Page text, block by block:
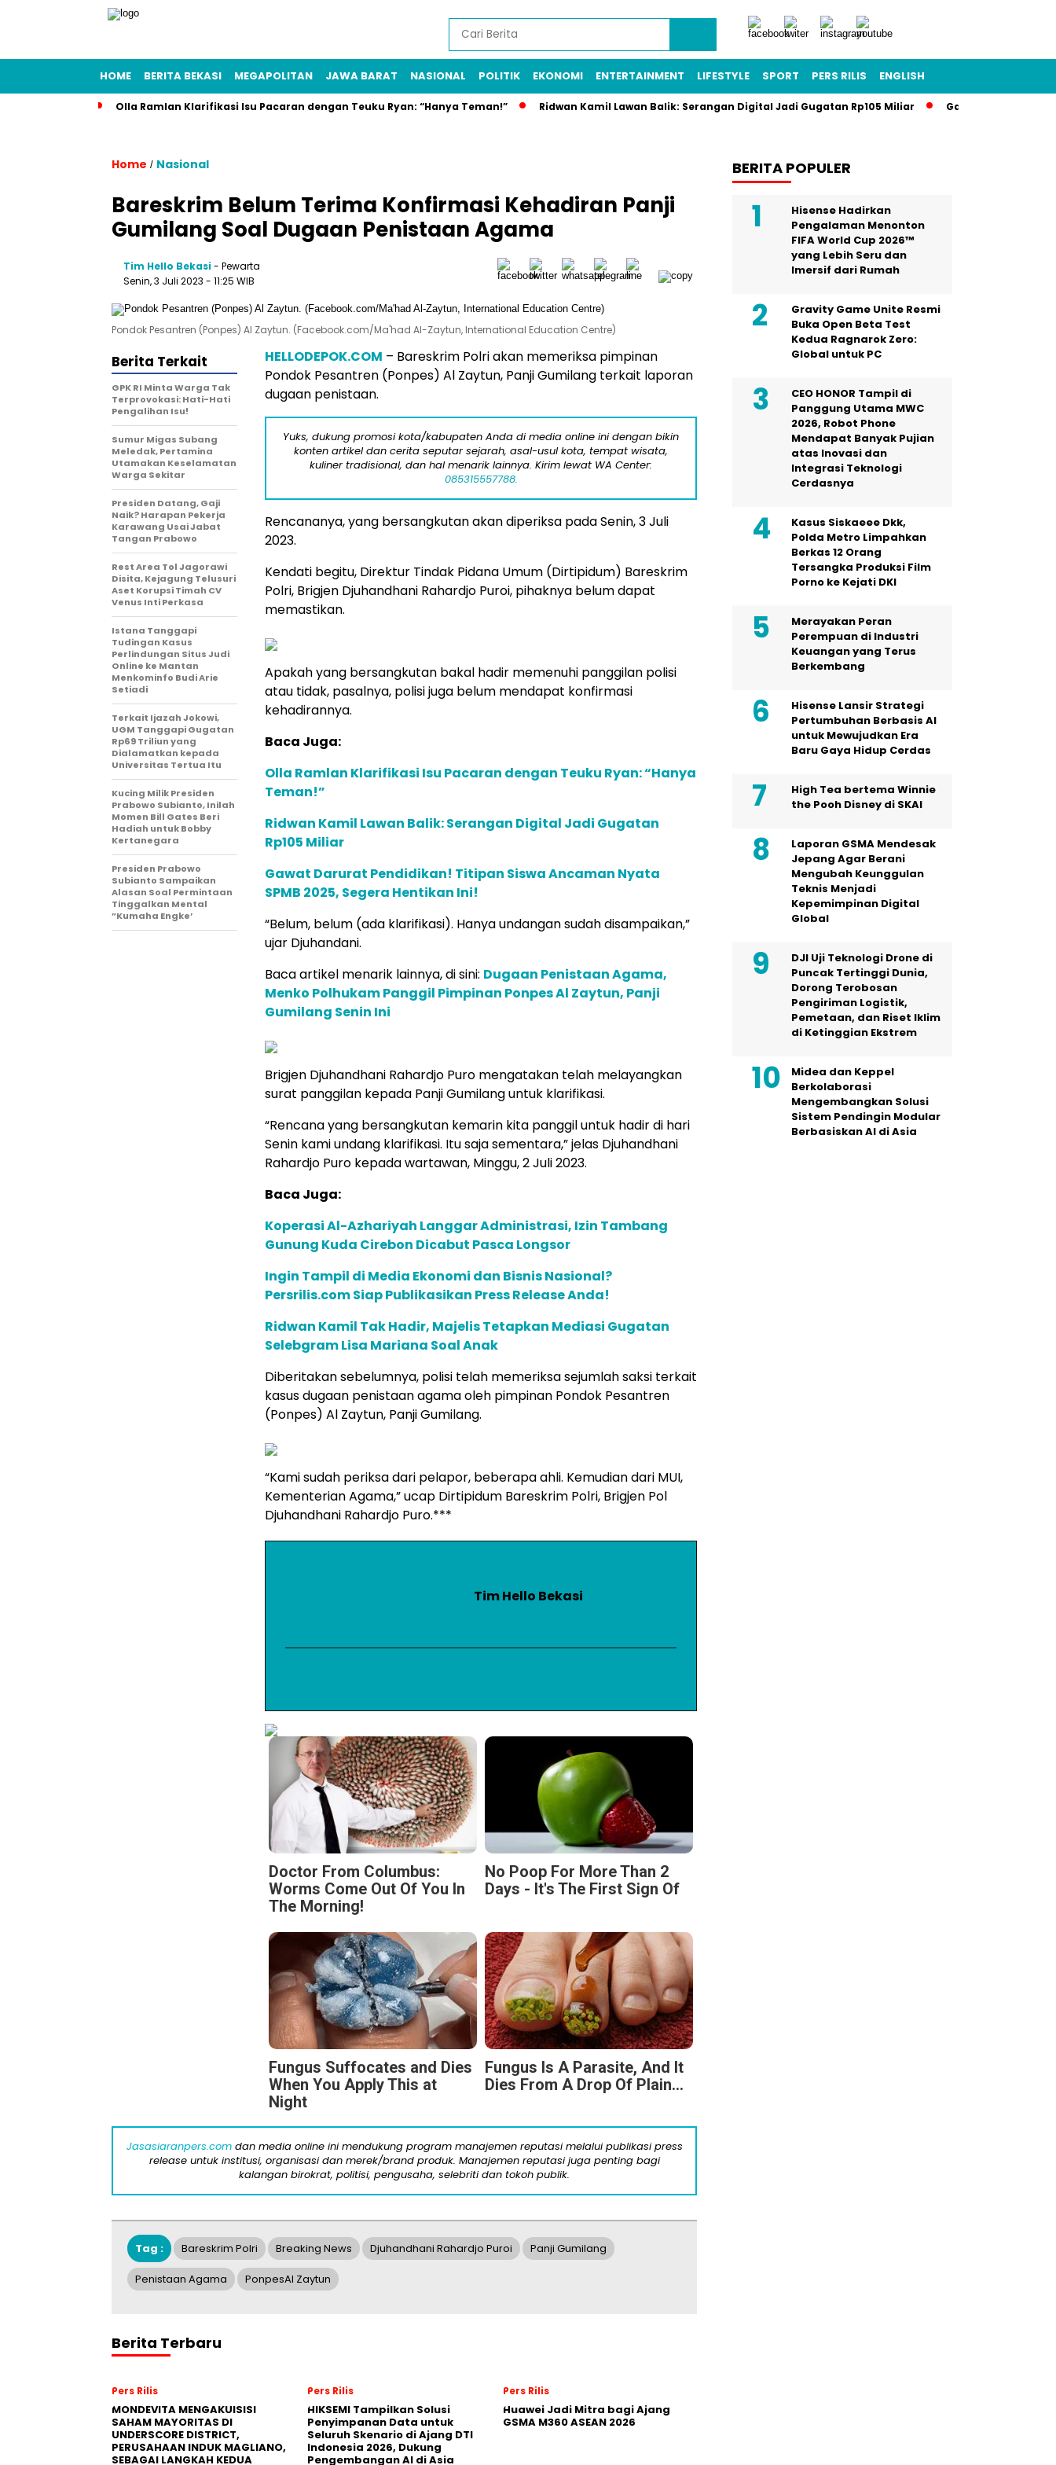
HOME BERITA BEKASI MEGAPOLITAN JAWA BARAT NASIONAL POLITIK EKONOMI ENTERTAINMENT LIFESTYLE SPORT PERS RILIS ENGLISH
Olla Ramlan Klarifikasi Isu Pacaran dengan Teuku Ryan: “Hanya Teman!” Ridwan Kamil Lawan Balik: Serangan Digital Jadi Gugatan Rp105 Miliar Gawat Darurat
Home / Nasional
Bareskrim Belum Terima Konfirmasi Kehadiran Panji
Gumilang Soal Dugaan Penistaan Agama
Tim Hello Bekasi- Pewarta
Senin, 3 Juli 2023 - 11:25 WIB
Pondok Pesantren (Ponpes) Al Zaytun. (Facebook.com/Ma'had Al-Zaytun, International Education Centre)
HELLODEPOK.COM – Bareskrim Polri akan memeriksa pimpinan
Pondok Pesantren (Ponpes) Al Zaytun, Panji Gumilang terkait laporan
dugaan penistaan.
Yuks, dukung promosi kota/kabupaten Anda di media online ini dengan bikin
konten artikel dan cerita seputar sejarah, asal-usul kota, tempat wisata,
kuliner tradisional, dan hal menarik lainnya. Kirim lewat WA Center:
085315557788.
Rencananya, yang bersangkutan akan diperiksa pada Senin, 3 Juli
2023.
Kendati begitu, Direktur Tindak Pidana Umum (Dirtipidum) Bareskrim
Polri, Brigjen Djuhandhani Rahardjo Puroi, pihaknya belum dapat
memastikan.
Apakah yang bersangkutan bakal hadir memenuhi panggilan polisi
atau tidak, pasalnya, polisi juga belum mendapat konfirmasi
kehadirannya.
Baca Juga:
Olla Ramlan Klarifikasi Isu Pacaran dengan Teuku Ryan: “Hanya
Teman!”
Ridwan Kamil Lawan Balik: Serangan Digital Jadi Gugatan
Rp105 Miliar
Gawat Darurat Pendidikan! Titipan Siswa Ancaman Nyata
SPMB 2025, Segera Hentikan Ini!
“Belum, belum (ada klarifikasi). Hanya undangan sudah disampaikan,”
ujar Djuhandani.
Baca artikel menarik lainnya, di sini: Dugaan Penistaan Agama,
Menko Polhukam Panggil Pimpinan Ponpes Al Zaytun, Panji
Gumilang Senin Ini
Brigjen Djuhandhani Rahardjo Puro mengatakan telah melayangkan
surat panggilan kepada Panji Gumilang untuk klarifikasi.
“Rencana yang bersangkutan kemarin kita panggil untuk hadir di hari
Senin kami undang klarifikasi. Itu saja sementara,” jelas Djuhandhani
Rahardjo Puro kepada wartawan, Minggu, 2 Juli 2023.
Baca Juga:
Koperasi Al-Azhariyah Langgar Administrasi, Izin Tambang
Gunung Kuda Cirebon Dicabut Pasca Longsor
Ingin Tampil di Media Ekonomi dan Bisnis Nasional?
Persrilis.com Siap Publikasikan Press Release Anda!
Ridwan Kamil Tak Hadir, Majelis Tetapkan Mediasi Gugatan
Selebgram Lisa Mariana Soal Anak
Diberitakan sebelumnya, polisi telah memeriksa sejumlah saksi terkait
kasus dugaan penistaan agama oleh pimpinan Pondok Pesantren
(Ponpes) Al Zaytun, Panji Gumilang.
“Kami sudah periksa dari pelapor, beberapa ahli. Kemudian dari MUI,
Kementerian Agama,” ucap Dirtipidum Bareskrim Polri, Brigjen Pol
Djuhandhani Rahardjo Puro.***
Tim Hello Bekasi
Doctor From Columbus:
Worms Come Out Of You In
The Morning!
No Poop For More Than 2
Days - It's The First Sign Of
Fungus Suffocates and Dies
When You Apply This at
Night
Fungus Is A Parasite, And It
Dies From A Drop Of Plain...
Berita Terkait
GPK RI Minta Warga Tak
Terprovokasi: Hati-Hati
Pengalihan Isu!
Sumur Migas Subang
Meledak, Pertamina
Utamakan Keselamatan
Warga Sekitar
Presiden Datang, Gaji
Naik? Harapan Pekerja
Karawang Usai Jabat
Tangan Prabowo
Rest Area Tol Jagorawi
Disita, Kejagung Telusuri
Aset Korupsi Timah CV
Venus Inti Perkasa
Istana Tanggapi
Tudingan Kasus
Perlindungan Situs Judi
Online ke Mantan
Menkominfo Budi Arie
Setiadi
Terkait Ijazah Jokowi,
UGM Tanggapi Gugatan
Rp69 Triliun yang
Dialamatkan kepada
Universitas Tertua Itu
Kucing Milik Presiden
Prabowo Subianto, Inilah
Momen Bill Gates Beri
Hadiah untuk Bobby
Kertanegara
Presiden Prabowo
Subianto Sampaikan
Alasan Soal Permintaan
Tinggalkan Mental
”Kumaha Engke’
Jasasiaranpers.comdan media online ini mendukung program manajemen reputasi melalui publikasi press
release untuk institusi, organisasi dan merek/brand produk. Manajemen reputasi juga penting bagi
kalangan birokrat, politisi, pengusaha, selebriti dan tokoh publik.
Tag : Bareskrim Polri Breaking News Djuhandhani Rahardjo Puroi Panji Gumilang
Penistaan Agama PonpesAl Zaytun
Berita Terbaru
Pers Rilis
MONDEVITA MENGAKUISISI
SAHAM MAYORITAS DI
UNDERSCORE DISTRICT,
PERUSAHAAN INDUK MAGLIANO,
SEBAGAI LANGKAH KEDUA
Pers Rilis
HIKSEMI Tampilkan Solusi
Penyimpanan Data untuk
Seluruh Skenario di Ajang DTI
Indonesia 2026, Dukung
Pengembangan AI di Asia
Pers Rilis
Huawei Jadi Mitra bagi Ajang
GSMA M360 ASEAN 2026
BERITA POPULER
Hisense Hadirkan
Pengalaman Menonton
FIFA World Cup 2026™
yang Lebih Seru dan
Imersif dari Rumah
Gravity Game Unite Resmi
Buka Open Beta Test
Kedua Ragnarok Zero:
Global untuk PC
CEO HONOR Tampil di
Panggung Utama MWC
2026, Robot Phone
Mendapat Banyak Pujian
atas Inovasi dan
Integrasi Teknologi
Cerdasnya
Kasus Siskaeee Dkk,
Polda Metro Limpahkan
Berkas 12 Orang
Tersangka Produksi Film
Porno ke Kejati DKI
Merayakan Peran
Perempuan di Industri
Keuangan yang Terus
Berkembang
Hisense Lansir Strategi
Pertumbuhan Berbasis AI
untuk Mewujudkan Era
Baru Gaya Hidup Cerdas
High Tea bertema Winnie
the Pooh Disney di SKAI
Laporan GSMA Mendesak
Jepang Agar Berani
Mengubah Keunggulan
Teknis Menjadi
Kepemimpinan Digital
Global
DJI Uji Teknologi Drone di
Puncak Tertinggi Dunia,
Dorong Terobosan
Pengiriman Logistik,
Pemetaan, dan Riset Iklim
di Ketinggian Ekstrem
Midea dan Keppel
Berkolaborasi
Mengembangkan Solusi
Sistem Pendingin Modular
Berbasiskan AI di Asia